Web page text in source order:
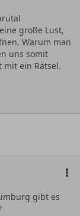
große Lust,
Warum man
uns somit
mit ein Rätsel.
gibt es